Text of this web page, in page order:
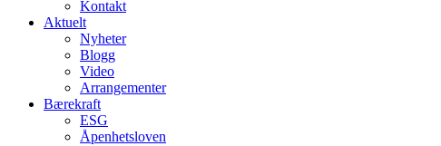
Kontakt
Aktuelt
Nyheter
Blogg
Video
Arrangementer
Bærekraft
ESG
Åpenhetsloven